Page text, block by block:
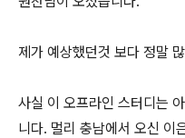
제가 예상했던것 보다 정말
사실 이 오프라인 스터디는
니다. 멀리 충남에서 오신 이